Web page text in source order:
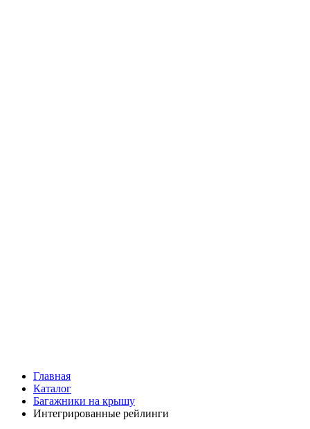
Главная
Каталог
Багажники на крышу
Интегрированные рейлинги